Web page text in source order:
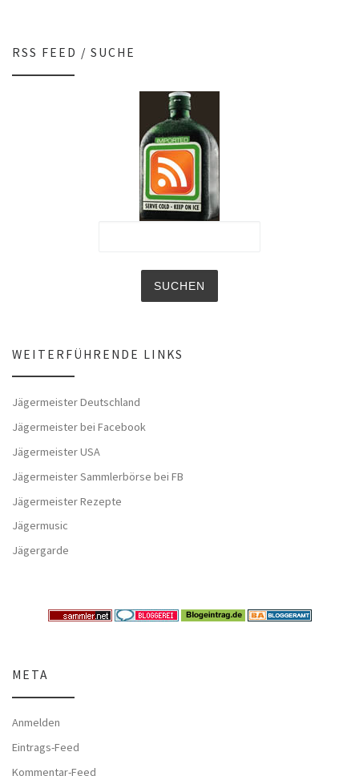
RSS FEED / SUCHE
WEITERFÜHRENDE LINKS
Jägermeister Deutschland
Jägermeister bei Facebook
Jägermeister USA
Jägermeister Sammlerbörse bei FB
Jägermeister Rezepte
Jägermusic
Jägergarde
META
Anmelden
Eintrags-Feed
Kommentar-Feed